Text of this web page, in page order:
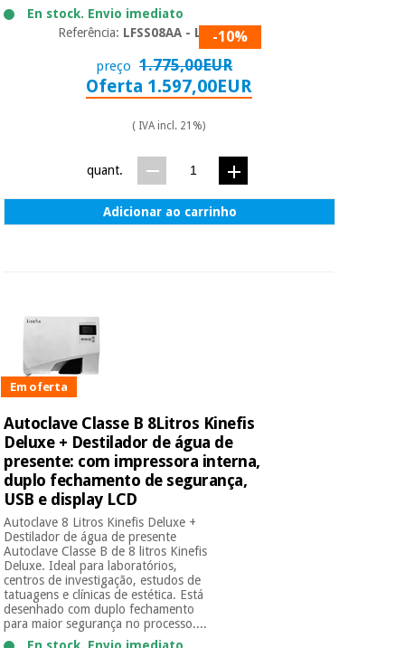
En stock. Envio imediato
Referência: LFSS08AA - LED-10%
preço 1.775,00EUR
Oferta 1.597,00EUR
( IVA incl. 21%)
quant.
Adicionar ao carrinho
Em oferta
Autoclave Classe B 8Litros Kinefis
Deluxe + Destilador de água de
presente: com impressora interna,
duplo fechamento de segurança,
USB e display LCD
Autoclave 8 Litros Kinefis Deluxe +
Destilador de água de presente
Autoclave Classe B de 8 litros Kinefis
Deluxe. Ideal para laboratórios,
centros de investigação, estudos de
tatuagens e clínicas de estética. Está
desenhado com duplo fechamento
para maior segurança no processo....